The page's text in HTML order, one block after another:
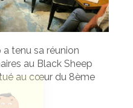
tenu sa réunion
au Black Sheep
au cœur du 8ème